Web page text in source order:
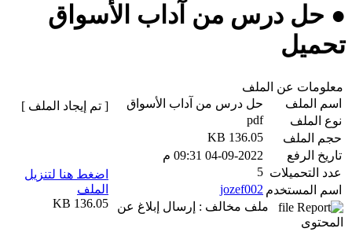
● حل درس من آداب الأسواق
تحميل
معلومات عن الملف
اسم الملف
حل درس من آداب الأسواق
نوع الملف
pdf
حجم الملف
136.05 KB
تاريخ الرفع
04-09-2022 09:31 م
عدد التحميلات 5
اسم المستخدم jozef002
ملف مخالف : إرسال إبلاغ عن
المحتوى
[ تم إيجاد الملف ]
اضغط هنا لتنزيل
الملف
136.05 KB